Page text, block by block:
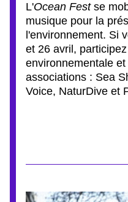
L'Ocean Fest se
musique pour la
l'environnement. Si
et 26 avril ,
environnementale
associations : Sea
Voice, NaturDive et